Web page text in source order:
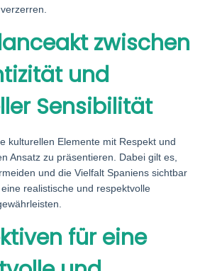
zwischen
und
Sensibilität
kulturellen Elemente mit Respekt und
Ansatz zu präsentieren. Dabei gilt es,
und die Vielfalt Spaniens sichtbar
realistische und respektvolle
für eine